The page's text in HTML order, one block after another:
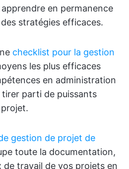
en permanence
stratégies efficaces.
checklist pour la gestion
les plus efficaces
en administration
parti de puissants
gestion de projet de
toute la documentation,
de travail de vos projets en